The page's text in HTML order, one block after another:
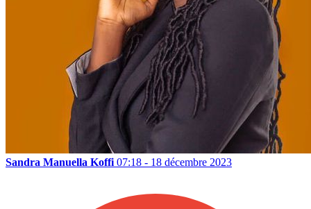
Sandra Manuella Koffi 07:18 - 18 décembre 2023